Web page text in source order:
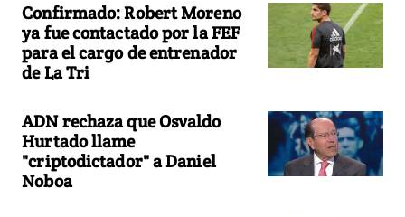
Confirmado: Robert Moreno
ya fue contactado por la FEF
para el cargo de entrenador
de La Tri
ADN rechaza que Osvaldo
Hurtado llame
"criptodictador" a Daniel
Noboa